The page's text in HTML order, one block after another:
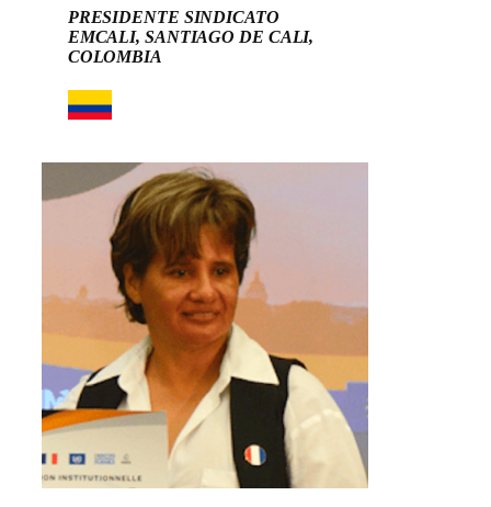
PRESIDENTE SINDICATO
EMCALI, SANTIAGO DE CALI,
COLOMBIA